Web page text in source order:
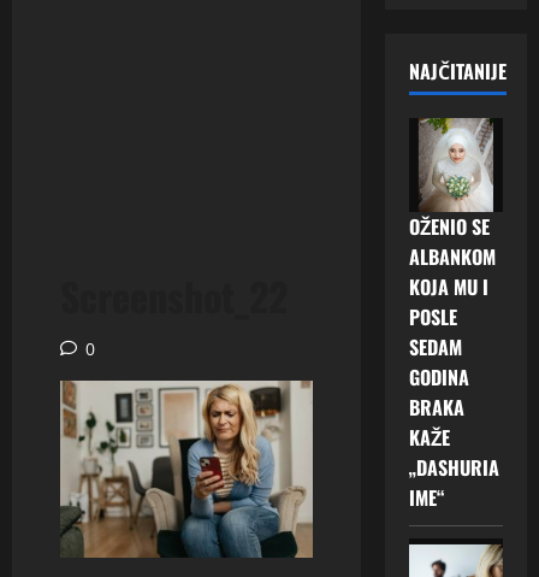
0
NAJČITANIJE
OŽENIO SE
ALBANKOM
KOJA MU I
POSLE
SEDAM
GODINA
BRAKA
KAŽE
„DASHURIA
IME“